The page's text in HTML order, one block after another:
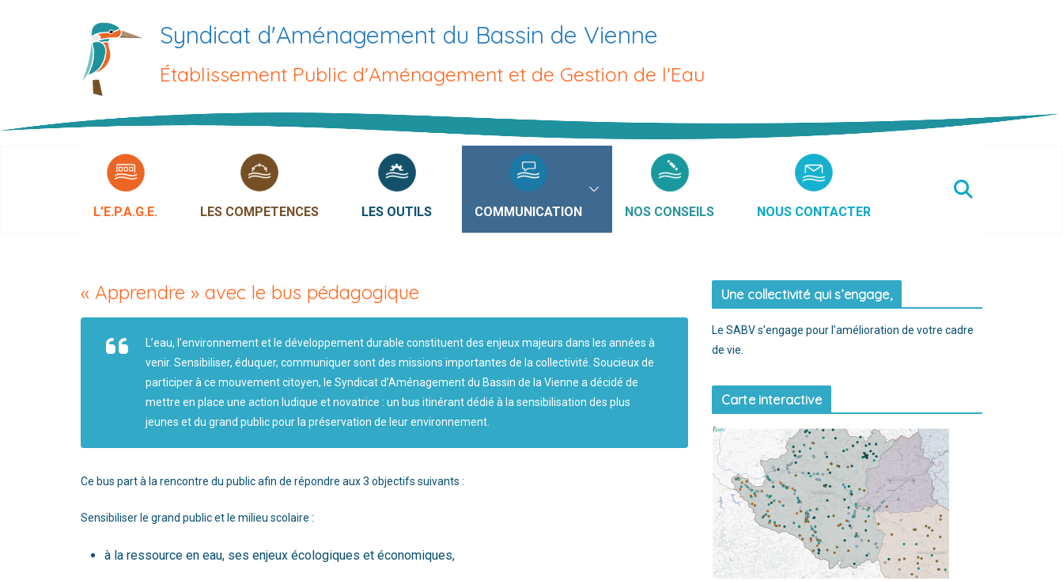
Syndicat d'Aménagement du Bassin de Vienne
Établissement Public d'Aménagement et de Gestion de l'Eau
L’E.P.A.G.E. LES COMPETENCES LES OUTILS COMMUNICATION NOS CONSEILS NOUS CONTACTER
« Apprendre » avec le bus pédagogique
L’eau, l’environnement et le développement durable constituent des enjeux majeurs dans les années à
venir. Sensibiliser, éduquer, communiquer sont des missions importantes de la collectivité. Soucieux de
participer à ce mouvement citoyen, le Syndicat d’Aménagement du Bassin de la Vienne a décidé de
mettre en place une action ludique et novatrice : un bus itinérant dédié à la sensibilisation des plus
jeunes et du grand public pour la préservation de leur environnement.
Ce bus part à la rencontre du public afin de répondre aux 3 objectifs suivants :
Sensibiliser le grand public et le milieu scolaire :
à la ressource en eau, ses enjeux écologiques et économiques,
Une collectivité qui s’engage,
Le SABV s’engage pour l’amélioration de votre cadre
de vie.
Carte interactive